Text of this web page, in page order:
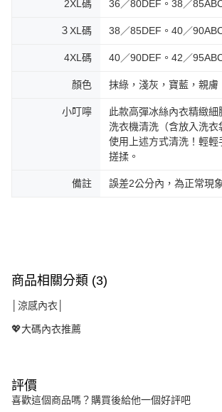
2XL碼 36／80DEF。38／
３XL碼 38／85DEF。40／
4XL碼 40／90DEF。42／
顏色 抹綠，淺灰，寶藍，親膚
小叮嚀
此款高彈冰絲內衣精緻細
洗衣機清洗（含放入洗衣
使用上述方式清洗！輕輕
搓揉。
備註 誤差2公分內，為正常現
商品相關分類 (3)
│涼感內衣│
💖大碼內衣推薦
評價
喜歡這個商品嗎？購買後給他一個好評吧